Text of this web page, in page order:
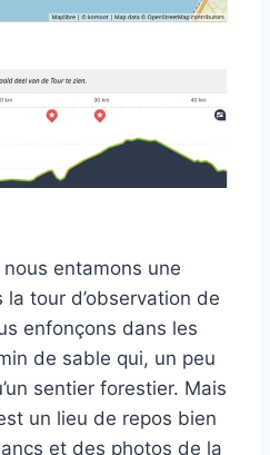
entamons une
tour d’observation de
enfonçons dans les
de sable qui, un peu
sentier forestier. Mais
un lieu de repos bien
et des photos de la